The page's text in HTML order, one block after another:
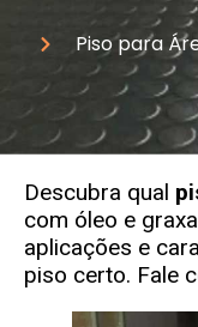
Piso para
Descubra qual
com óleo e
aplicações e
piso certo. Fale